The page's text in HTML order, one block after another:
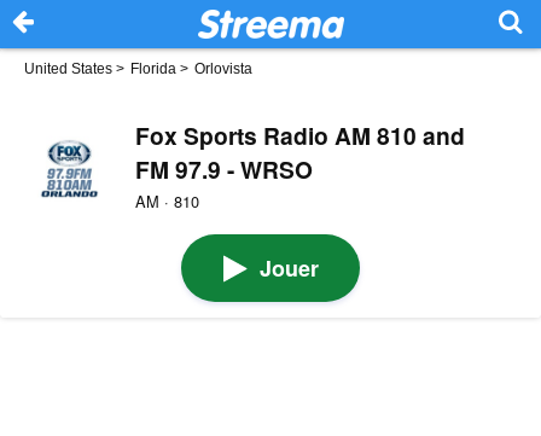
United States > Florida > Orlovista
Fox Sports Radio AM 810 and
FM 97.9 - WRSO
AM · 810
Jouer